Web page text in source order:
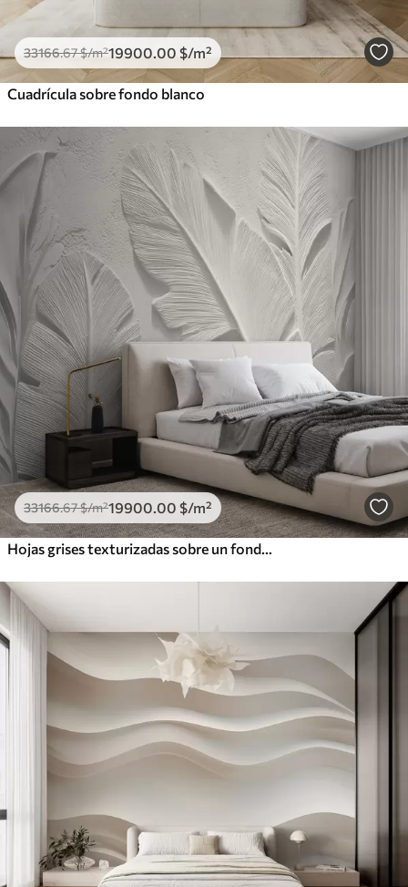
33166.67$/m²19900 .00 $/m²
Cuadrícula sobre fondo blanco
33166.67$/m²19900 .00 $/m²